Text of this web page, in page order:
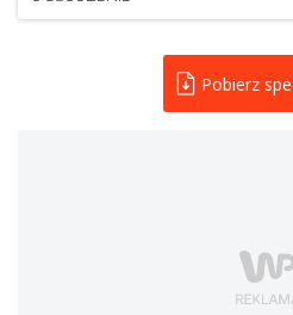
Pobierz